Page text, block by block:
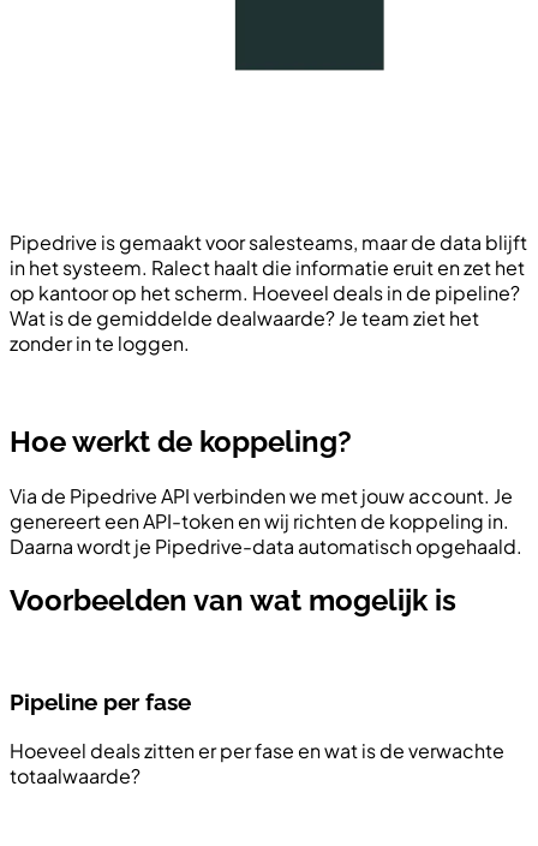
Pipedrive is gemaakt voor salesteams, maar de data blijft
in het systeem. Ralect haalt die informatie eruit en zet het
op kantoor op het scherm. Hoeveel deals in de pipeline?
Wat is de gemiddelde dealwaarde? Je team ziet het
zonder in te loggen.
Hoe werkt de koppeling?
Via de Pipedrive API verbinden we met jouw account. Je
genereert een API-token en wij richten de koppeling in.
Daarna wordt je Pipedrive-data automatisch opgehaald.
Voorbeelden van wat mogelijk is
Pipeline per fase
Hoeveel deals zitten er per fase en wat is de verwachte
totaalwaarde?